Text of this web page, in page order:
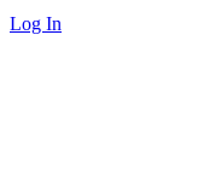
Log In